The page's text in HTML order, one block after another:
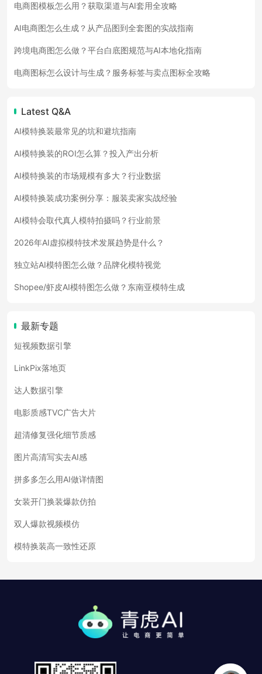
电商图模板怎么用？获取渠道与AI套用全攻略
AI电商图怎么生成？从产品图到全套图的实战指南
跨境电商图怎么做？平台白底图规范与AI本地化指南
电商图标怎么设计与生成？服务标签与卖点图标全攻略
Latest Q&A
AI模特换装最常见的坑和避坑指南
AI模特换装的ROI怎么算？投入产出分析
AI模特换装的市场规模有多大？行业数据
AI模特换装成功案例分享：服装卖家实战经验
AI模特会取代真人模特拍摄吗？行业前景
2026年AI虚拟模特技术发展趋势是什么？
独立站AI模特图怎么做？品牌化模特视觉
Shopee/虾皮AI模特图怎么做？东南亚模特生成
最新专题
短视频数据引擎
LinkPix落地页
达人数据引擎
电影质感TVC广告大片
超清修复强化细节质感
图片高清写实去AI感
拼多多怎么用AI做详情图
女装开门换装爆款仿拍
双人爆款视频模仿
模特换装高一致性还原